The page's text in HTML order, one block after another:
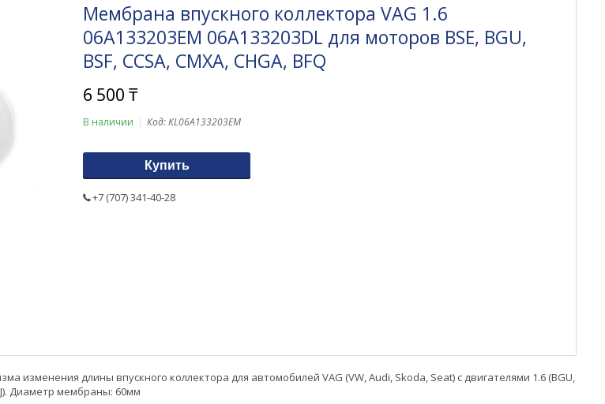
Мембрана впускного коллектора VAG 1.6
06A133203EM 06A133203DL для моторов BSE, BGU,
BSF, CCSA, CMXA, CHGA, BFQ
6 500 ₸
В наличии Код:KL06A133203EM
Купить
+7 (707) 341-40-28
изменения длины впускного коллектора для автомобилей VAG (VW, Audi, Skoda, Seat) с двигателями 1.6 (BGU,
Диаметр мембраны: 60мм